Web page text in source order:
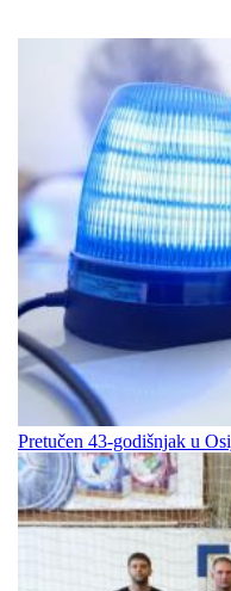
Pretučen 43-godišnjak u